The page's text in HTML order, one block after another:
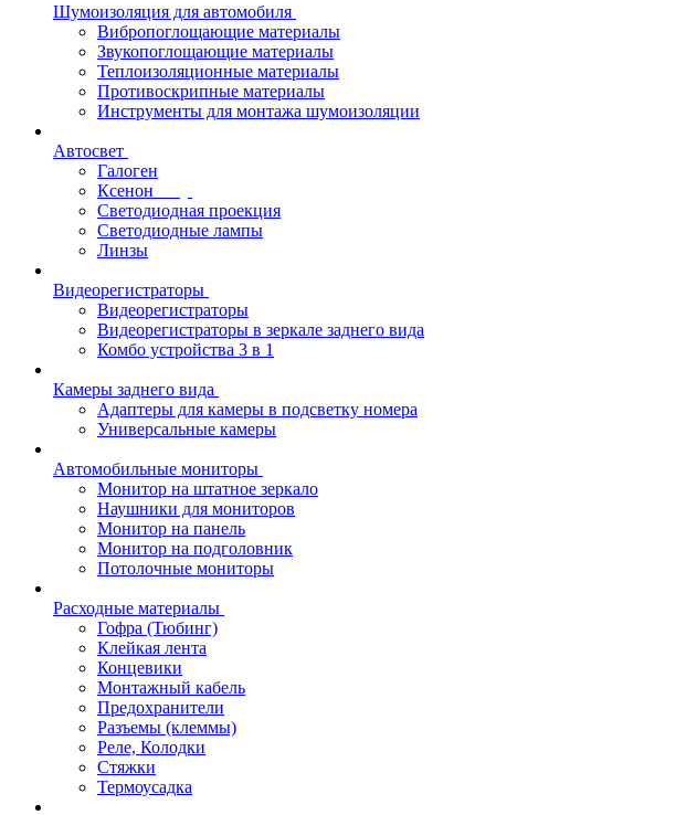
Шумоизоляция для автомобиля
Вибропоглощающие материалы
Звукопоглощающие материалы
Теплоизоляционные материалы
Противоскрипные материалы
Инструменты для монтажа шумоизоляции
Автосвет
Галоген
Ксенон
Светодиодная проекция
Светодиодные лампы
Линзы
Видеорегистраторы
Видеорегистраторы
Видеорегистраторы в зеркале заднего вида
Комбо устройства 3 в 1
Камеры заднего вида
Адаптеры для камеры в подсветку номера
Универсальные камеры
Автомобильные мониторы
Монитор на штатное зеркало
Наушники для мониторов
Монитор на панель
Монитор на подголовник
Потолочные мониторы
Расходные материалы
Гофра (Тюбинг)
Клейкая лента
Концевики
Монтажный кабель
Предохранители
Разъемы (клеммы)
Реле, Колодки
Стяжки
Термоусадка